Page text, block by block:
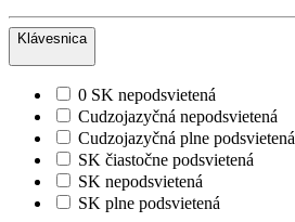
Klávesnica
0 SK nepodsvietená
Cudzojazyčná nepodsvietená
Cudzojazyčná plne podsvietená
SK čiastočne podsvietená
SK nepodsvietená
SK plne podsvietená